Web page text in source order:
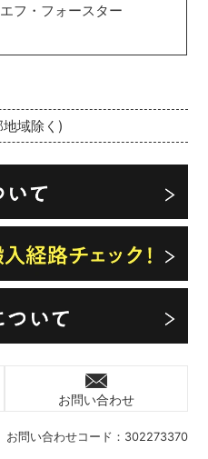
お問い合わせコード： 302273370
域除く)
お問い合わせ
・フォースター